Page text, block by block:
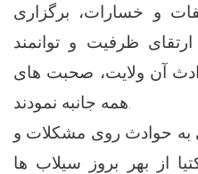
و خسارات، برگزاری
ظرفیت و توانمند
آن ولایت، صحبت های
همه جانبه نمودند.
به حوادث روی مشکلات و
از بهر بروز سیلاب ها